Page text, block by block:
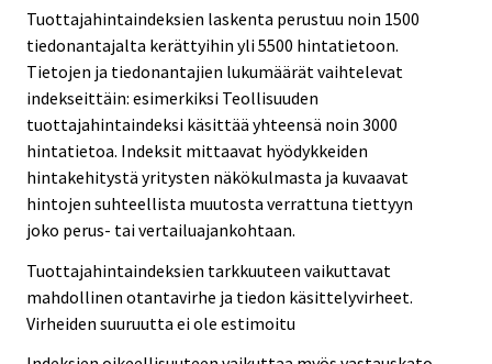
Tuottajahintaindeksien laskenta perustuu noin 1500
tiedonantajalta kerättyihin yli 5500 hintatietoon.
Tietojen ja tiedonantajien lukumäärät vaihtelevat
indekseittäin: esimerkiksi Teollisuuden
tuottajahintaindeksi käsittää yhteensä noin 3000
hintatietoa. Indeksit mittaavat hyödykkeiden
hintakehitystä yritysten näkökulmasta ja kuvaavat
hintojen suhteellista muutosta verrattuna tiettyyn
joko perus- tai vertailuajankohtaan.
Tuottajahintaindeksien tarkkuuteen vaikuttavat
mahdollinen otantavirhe ja tiedon käsittelyvirheet.
Virheiden suuruutta ei ole estimoitu